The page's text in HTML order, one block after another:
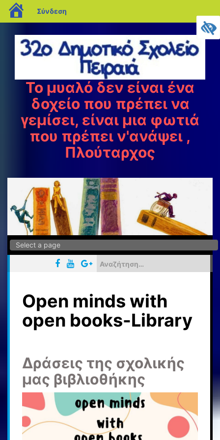
στο
περιεχόμενο
Το μυαλό δεν είναι ένα
δοχείο που πρέπει να
γεμίσει, είναι μια φωτιά
που πρέπει ν'ανάψει ,
Πλούταρχος
για:
Open minds with
open books-Library
Δράσεις της σχολικής
μας βιβλιοθήκης
blogs.sch.gr
Σύνδεση